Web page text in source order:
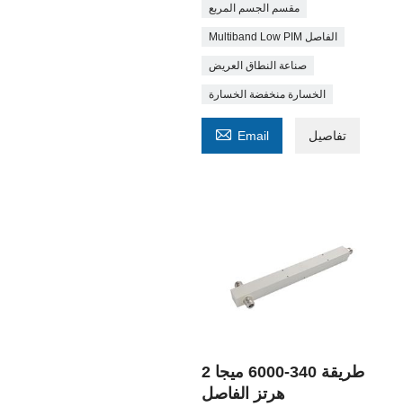
مقسم الجسم المربع
Multiband Low PIM الفاصل
صناعة النطاق العريض
الخسارة منخفضة الخسارة
 Email تفاصيل
2 طريقة 340-6000 ميجا
هرتز الفاصل